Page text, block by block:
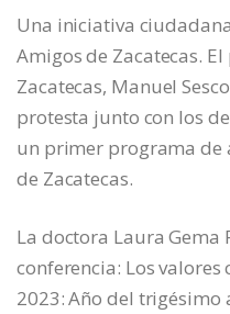
Una iniciativa
Amigos de Zacatecas.
Zacatecas, Manuel
protesta junto con los
un primer programa de
de Zacatecas.
La doctora Laura
conferencia: Los
2023: Año del